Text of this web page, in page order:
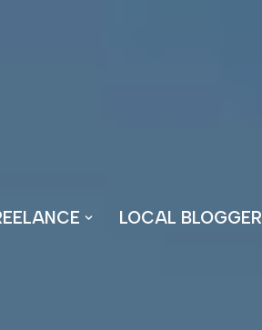
LOCAL BLOGGER